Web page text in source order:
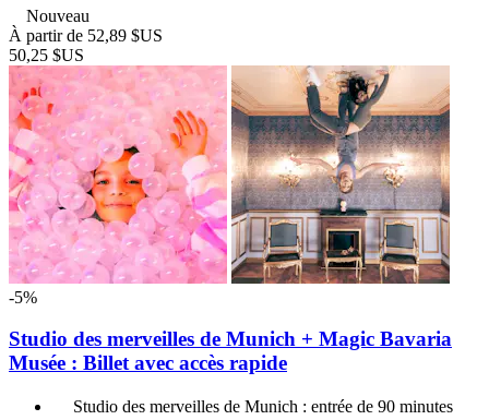
Nouveau
À partir de 52,89 $US
50,25 $US
-5%
Studio des merveilles de Munich + Magic Bavaria
Musée : Billet avec accès rapide
Studio des merveilles de Munich : entrée de 90 minutes